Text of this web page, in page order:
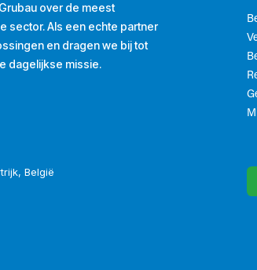
over de meest
sector. Als een echte partner
en dragen we bij tot
dagelijkse missie.
België